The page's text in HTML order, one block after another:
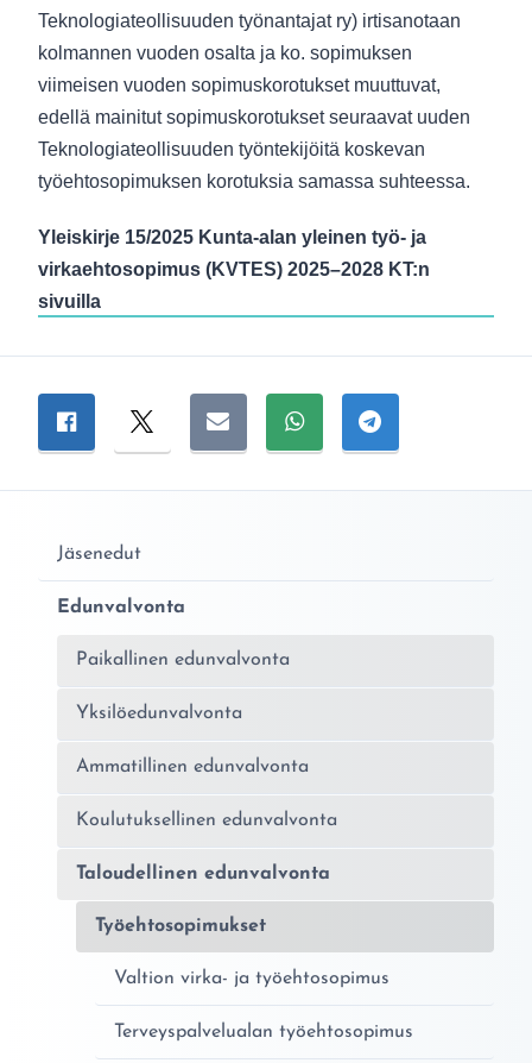
Teknologiateollisuuden työnantajat ry) irtisanotaan
kolmannen vuoden osalta ja ko. sopimuksen
viimeisen vuoden sopimuskorotukset muuttuvat,
edellä mainitut sopimuskorotukset seuraavat uuden
Teknologiateollisuuden työntekijöitä koskevan
työehtosopimuksen korotuksia samassa suhteessa.
Yleiskirje 15/2025 Kunta-alan yleinen työ- ja
virkaehtosopimus (KVTES) 2025–2028 KT:n
sivuilla
Jaa sivu
Jaa Facebookissa
Jaa TwitterissäJaa sähköpostitse
Jaa WhatsAppissa
Jaa
Jäsenedut
Edunvalvonta
Paikallinen edunvalvonta
Yksilöedunvalvonta
Ammatillinen edunvalvonta
Koulutuksellinen edunvalvonta
Taloudellinen edunvalvonta
Työehtosopimukset
Valtion virka- ja työehtosopimus
Terveyspalvelualan työehtosopimus